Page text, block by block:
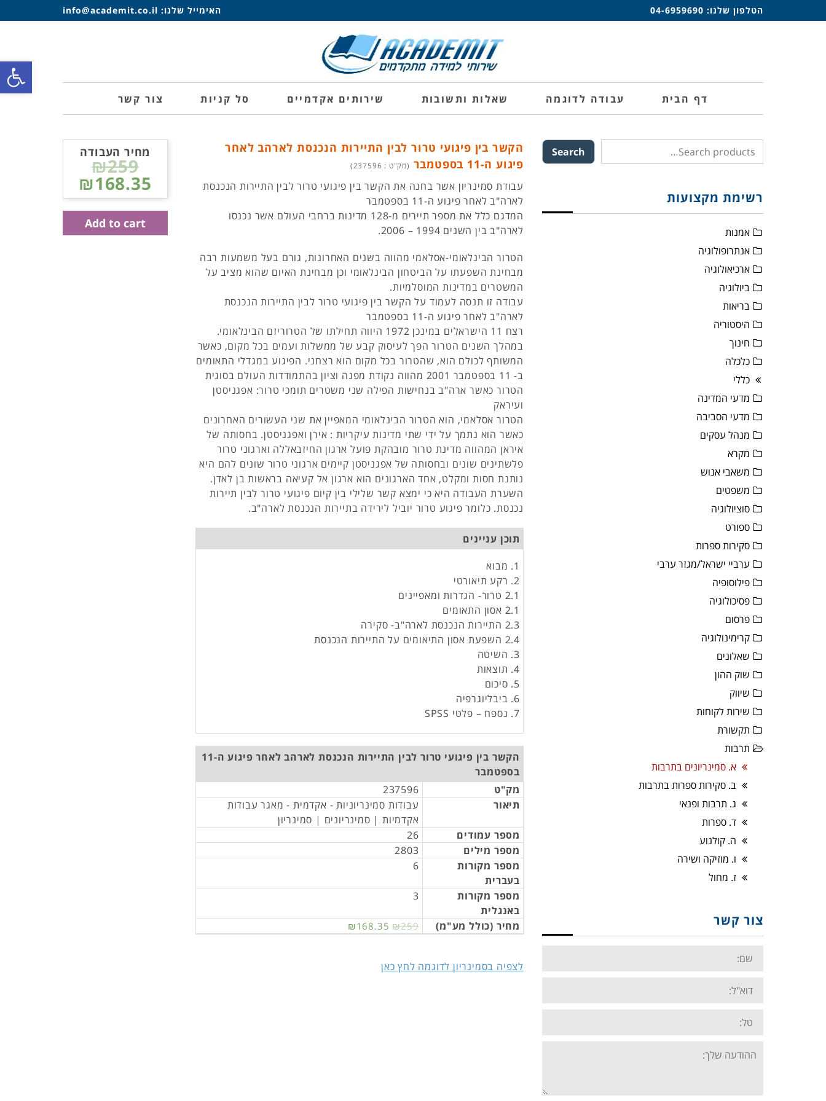
הטלפון שלנו: 04-6959690 האימייל שלנו: info@academit.co.il
דף הבית עבודה לדוגמה שאלות ותשובות שירותים אקדמיים סל קניות צור קשר
הקשר בין פיגועי טרור לבין התיירות הנכנסת לארהב לאחר
פיגוע ה-11 בספטמבר
(מק"ט : 237596)
עבודת סמינריון אשר בחנה את הקשר בין פיגועי טרור לבין התיירות הנכנסת
לארה"ב לאחר פיגוע ה-11 בספטמבר
המדגם כלל את מספר תיירים מ-128 מדינות ברחבי העולם אשר נכנסו
לארה"ב בין השנים 1994 – 2006.
הטרור הבינלאומי-אסלאמי מהווה בשנים האחרונות, גורם בעל משמעות רבה
מבחינת השפעתו על הביטחון הבינלאומי וכן מבחינת האיום שהוא מציב על
המשטרים במדינות המוסלמיות.
עבודה זו תנסה לעמוד על הקשר בין פיגועי טרור לבין התיירות הנכנסת
לארה"ב לאחר פיגוע ה-11 בספטמבר
רצח 11 הישראלים במינכן 1972 היווה תחילתו של הטרוריזם הבינלאומי.
במהלך השנים הטרור הפך לעיסוק קבע של ממשלות ועמים בכל מקום, כאשר
המשותף לכולם הוא, שהטרור בכל מקום הוא רצחני. הפיגוע במגדלי התאומים
ב- 11 בספטמבר 2001 מהווה נקודת מפנה וציון בהתמודדות העולם בסוגית
הטרור כאשר ארה"ב בנחישות הפילה שני משטרים תומכי טרור: אפגניסטן
ועיראק
הטרור אסלאמי, הוא הטרור הבינלאומי המאפיין את שני העשורים האחרונים
כאשר הוא נתמך על ידי שתי מדינות עיקריות : אירן ואפגניסטן. בחסותה של
איראן המהווה מדינת טרור מובהקת פועל ארגון החיזבאללה וארגוני טרור
פלשתינים שונים ובחסותה של אפגניסטן קיימים ארגוני טרור שונים להם היא
נותנת חסות ומקלט, אחד הארגונים הוא ארגון אל קעיאה בראשות בן לאדן.
השערת העבודה היא כי ימצא קשר שלילי בין קיום פיגועי טרור לבין תיירות
נכנסת. כלומר פיגוע טרור יוביל לירידה בתיירות הנכנסת לארה"ב.
תוכן עניינים
1. מבוא
2. רקע תיאורטי
2.1 טרור- הגדרות ומאפיינים
2.1 אסון התאומים
2.3 התיירות הנכנסת לארה"ב- סקירה
2.4 השפעת אסון התיאומים על התיירות הנכנסת
3. השיטה
4. תוצאות
5. סיכום
6. ביבליוגרפיה
7. נספח – פלטי SPSS
הקשר בין פיגועי טרור לבין התיירות הנכנסת לארהב לאחר פיגוע ה-11
בספטמבר
מק"ט
237596
תיאור
עבודות סמינריוניות - אקדמית - מאגר עבודות
אקדמיות | סמינריונים | סמינריון
מספר עמודים
26
מספר מילים
2803
מספר מקורות
בעברית
6
מספר מקורות
באנגלית
3
מחיר (כולל מע"מ) ₪168.35 ₪259
לצפיה בסמינריון לדוגמה לחץ כאן
מחיר העבודה
₪259
₪168.35
Add to cart
Search
רשימת מקצועות
אמנות
אנתרופולוגיה
ארכיאולוגיה
ביולוגיה
בריאות
היסטוריה
חינוך
כלכלה
כללי
מדעי המדינה
מדעי הסביבה
מנהל עסקים
מקרא
משאבי אנוש
משפטים
סוציולוגיה
ספורט
סקירות ספרות
ערביי ישראל/מגזר ערבי
פילוסופיה
פסיכולוגיה
פרסום
קרימינולוגיה
שאלונים
שוק ההון
שיווק
שירות לקוחות
תקשורת
תרבות
א. סמינריונים בתרבות
ב. סקירות ספרות בתרבות
ג. תרבות ופנאי
ד. ספרות
ה. קולנוע
ו. מוזיקה ושירה
ז. מחול
צור קשר
Name:
Email:
Tel:
Your
message:
פתח